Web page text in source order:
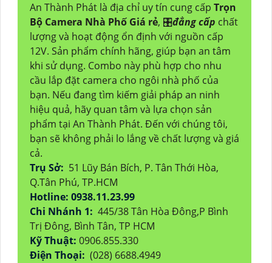
An Thành Phát là địa chỉ uy tín cung cấp Trọn
Bộ Camera Nhà Phố Giá rẻ, 🎛đẳng cấp chất
lượng và hoạt động ổn định với nguồn cấp
12V. Sản phẩm chính hãng, giúp bạn an tâm
khi sử dụng. Combo này phù hợp cho nhu
cầu lắp đặt camera cho ngôi nhà phố của
bạn. Nếu đang tìm kiếm giải pháp an ninh
hiệu quả, hãy quan tâm và lựa chọn sản
phẩm tại An Thành Phát. Đến với chúng tôi,
bạn sẽ không phải lo lắng về chất lượng và giá
cả.
Trụ Sở: 51 Lũy Bán Bích, P. Tân Thới Hòa,
Q.Tân Phú, TP.HCM
Hotline: 0938.11.23.99
Chi Nhánh 1: 445/38 Tân Hòa Đông,P Bình
Trị Đông, Bình Tân, TP HCM
Kỹ Thuật: 0906.855.330
Điện Thoại: (028) 6688.4949